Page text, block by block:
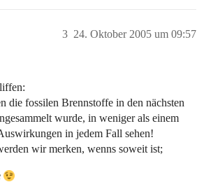
24. Oktober 2005 um 09:57
3
fossilen Brennstoffe in den nächsten
wurde, in weniger als einem
in jedem Fall sehen!
wir merken, wenns soweit ist;